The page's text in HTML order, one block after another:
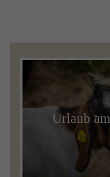
Urlaub